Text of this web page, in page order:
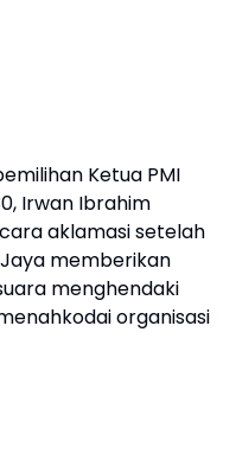
Ketua PMI
Irwan Ibrahim
aklamasi setelah
memberikan
menghendaki
organisasi